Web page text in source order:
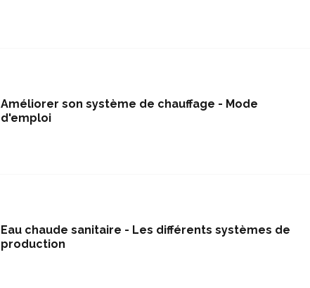
Améliorer son système de chauffage - Mode
d'emploi
Eau chaude sanitaire - Les différents systèmes de
production